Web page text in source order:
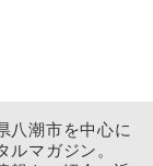
八潮市を中心に
マガジン。